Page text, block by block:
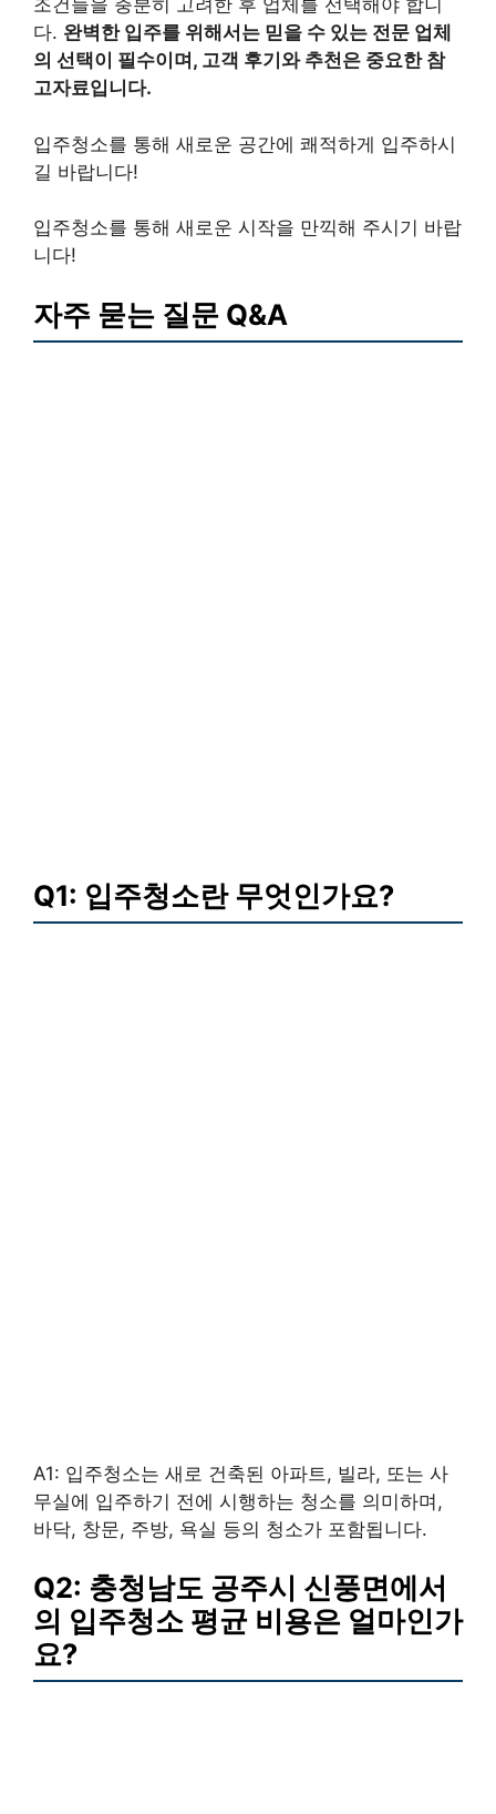
조건들을 충분히 고려한 후 업체를 선택해야 합니
다. 완벽한 입주를 위해서는 믿을 수 있는 전문 업체
의 선택이 필수이며, 고객 후기와 추천은 중요한 참
고자료입니다.
입주청소를 통해 새로운 공간에 쾌적하게 입주하시
길 바랍니다!
입주청소를 통해 새로운 시작을 만끽해 주시기 바랍
니다!
자주 묻는 질문 Q&A
Q1: 입주청소란 무엇인가요?
A1: 입주청소는 새로 건축된 아파트, 빌라, 또는 사
무실에 입주하기 전에 시행하는 청소를 의미하며,
바닥, 창문, 주방, 욕실 등의 청소가 포함됩니다.
Q2: 충청남도 공주시 신풍면에서
의 입주청소 평균 비용은 얼마인가
요?